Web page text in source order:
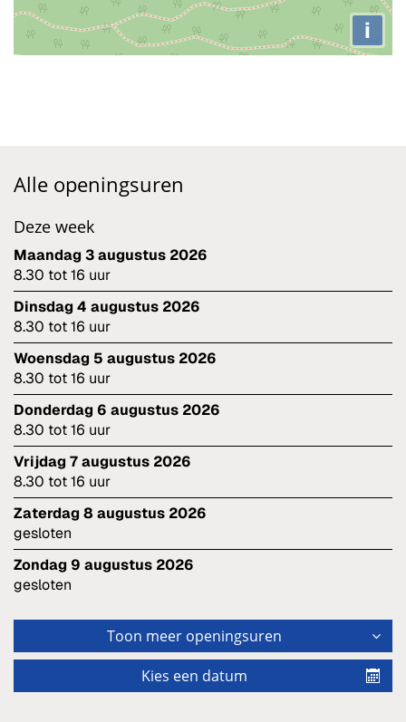
i
Alle openingsuren
Deze week
maandag 3 augustus 2026
8.30 tot16 uur
dinsdag 4 augustus 2026
8.30 tot16 uur
woensdag 5 augustus 2026
8.30 tot16 uur
donderdag 6 augustus 2026
8.30 tot16 uur
vrijdag 7 augustus 2026
8.30 tot16 uur
zaterdag 8 augustus 2026
gesloten
zondag 9 augustus 2026
gesloten
Toon meer openingsuren
Kies een datum